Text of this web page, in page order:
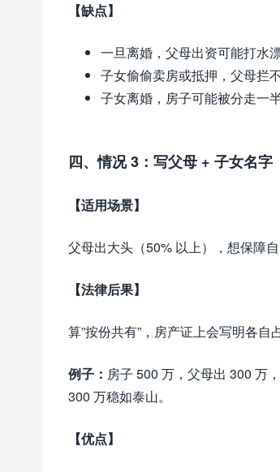
【缺点】
一旦离婚，父母出资可能打水
子女偷偷卖房或抵押，父母拦
子女离婚，房子可能被分走一
四、情况 3：写父母 + 子女名字
【适用场景】
父母出大头（50% 以上），想保障自
【法律后果】
算”按份共有”，房产证上会写明各自
例子： 房子 500 万，父母出 300 万
300 万稳如泰山。
【优点】